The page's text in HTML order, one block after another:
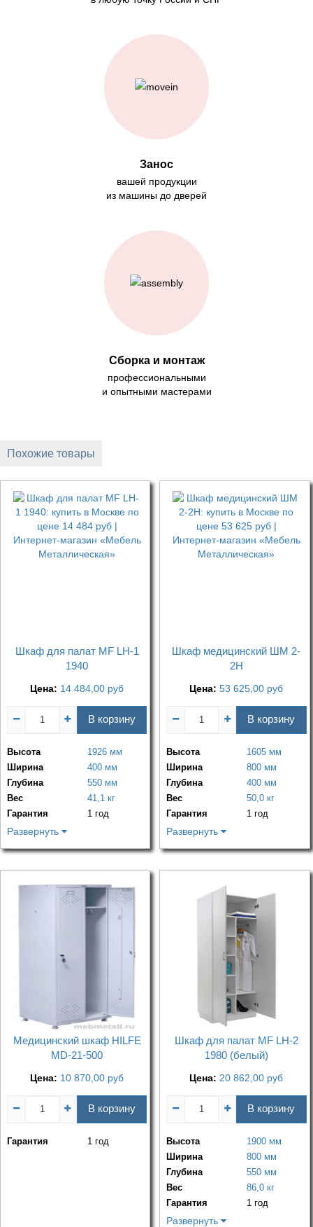
Занос
вашей продукции
из машины до дверей
Сборка и монтаж
профессиональными
и опытными мастерами
Похожие товары
Шкаф для палат MF LH-1
1940
Цена: 14 484,00 руб
В корзину
Высота
1926 мм
Ширина
400 мм
Глубина
550 мм
Вес
41,1 кг
Гарантия
1 год
Развернуть
Шкаф медицинский ШМ 2-
2Н
Цена:53 625,00 руб
В корзину
Высота
1605 мм
Ширина
800 мм
Глубина
400 мм
Вес
50,0 кг
Гарантия
1 год
Развернуть
Медицинский шкаф HILFE
MD-21-500
Цена: 10 870,00 руб
В корзину
Гарантия 1 год
Шкаф для палат MF LH-2
1980 (белый)
Цена: 20 862,00 руб
В корзину
Высота
1900 мм
Ширина
800 мм
Глубина
550 мм
Вес
86,0 кг
Гарантия
1 год
Развернуть